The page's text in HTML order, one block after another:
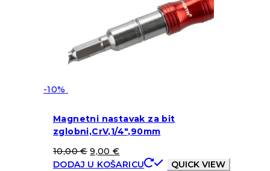
-10%
Magnetni nastavak za bit
zglobni,CrV,1/4″,90mm
10,00€ 9,00€
DODAJ U KOŠARICU
QUICK VIEW